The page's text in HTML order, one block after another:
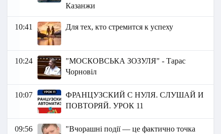
Казанжи
10:41 Для тех, кто стремится к успеху
10:24
"МОСКОВСЬКА ЗОЗУЛЯ" - Тарас
Чорновіл
10:07
ФРАНЦУЗСКИЙ С НУЛЯ. СЛУШАЙ И
ПОВТОРЯЙ. УРОК 11
09:56
"Вчорашні події — це фактично точка